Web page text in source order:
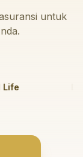
untuk